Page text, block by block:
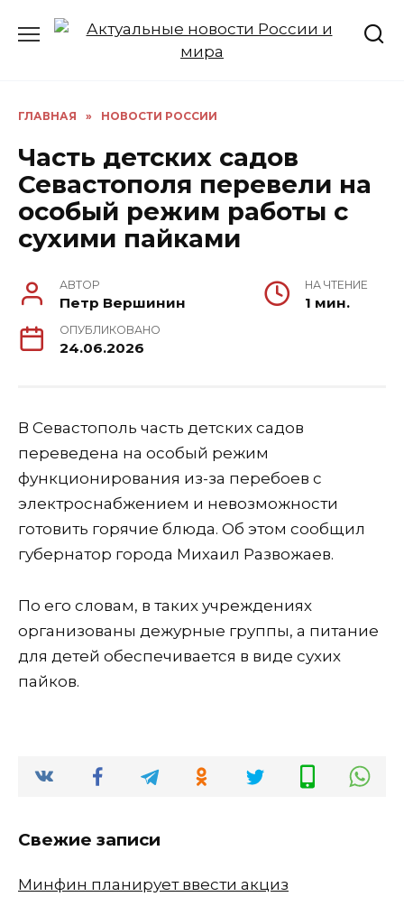
ГЛАВНАЯ » НОВОСТИ РОССИИ
Часть детских садов
Севастополя перевели на
особый режим работы с
сухими пайками
АВТОР
Петр Вершинин
НА ЧТЕНИЕ
1 мин.
ОПУБЛИКОВАНО
24.06.2026
В Севастополь часть детских садов
переведена на особый режим
функционирования из-за перебоев с
электроснабжением и невозможности
готовить горячие блюда. Об этом сообщил
губернатор города Михаил Развожаев.
По его словам, в таких учреждениях
организованы дежурные группы, а питание
для детей обеспечивается в виде сухих
пайков.
Свежие записи
Минфин планирует ввести акциз